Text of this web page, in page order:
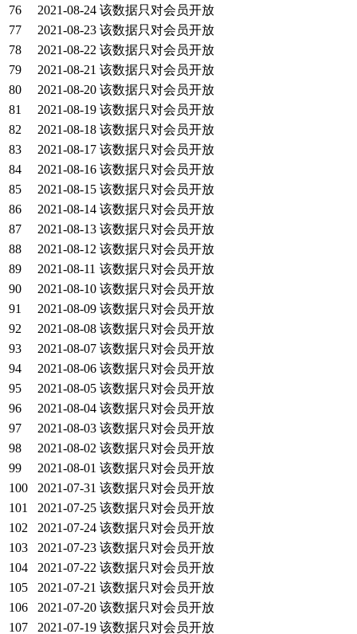
76
2021-08-24 该数据只对会员开放
77
2021-08-23 该数据只对会员开放
78
2021-08-22 该数据只对会员开放
79
2021-08-21 该数据只对会员开放
80
2021-08-20 该数据只对会员开放
81
2021-08-19 该数据只对会员开放
82
2021-08-18 该数据只对会员开放
83
2021-08-17 该数据只对会员开放
84
2021-08-16 该数据只对会员开放
85
2021-08-15 该数据只对会员开放
86
2021-08-14 该数据只对会员开放
87
2021-08-13 该数据只对会员开放
88
2021-08-12 该数据只对会员开放
89
2021-08-11 该数据只对会员开放
90
2021-08-10 该数据只对会员开放
91
2021-08-09 该数据只对会员开放
92
2021-08-08 该数据只对会员开放
93
2021-08-07 该数据只对会员开放
94
2021-08-06 该数据只对会员开放
95
2021-08-05 该数据只对会员开放
96
2021-08-04 该数据只对会员开放
97
2021-08-03 该数据只对会员开放
98
2021-08-02 该数据只对会员开放
99
2021-08-01 该数据只对会员开放
100
2021-07-31 该数据只对会员开放
101
2021-07-25 该数据只对会员开放
102
2021-07-24 该数据只对会员开放
103
2021-07-23 该数据只对会员开放
104
2021-07-22 该数据只对会员开放
105
2021-07-21 该数据只对会员开放
106
2021-07-20 该数据只对会员开放
107
2021-07-19 该数据只对会员开放